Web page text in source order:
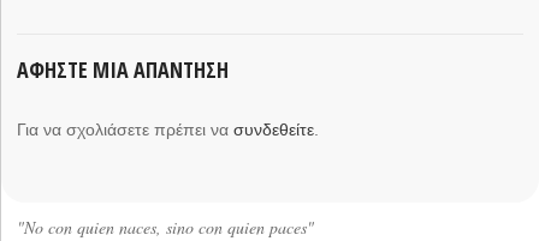
ΑΦΉΣΤΕ ΜΙΑ ΑΠΆΝΤΗΣΗ
Για να σχολιάσετε πρέπει νασυνδεθείτε.
"No con quien naces, sino con quien paces"